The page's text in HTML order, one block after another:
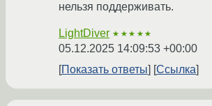
нельзя поддерживать.
LightDiver ★★★★★
05.12.2025 14:09:53 +00:00
Показать ответы
Ссылка